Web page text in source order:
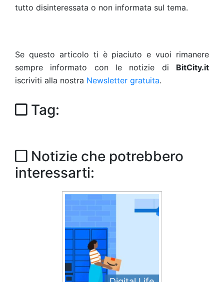
tutto disinteressata o non informata sul tema.
Se questo articolo ti è piaciuto e vuoi rimanere
sempre informato con le notizie di BitCity.it
iscriviti alla nostra Newsletter gratuita.
Tag:
Notizie che potrebbero
interessarti: